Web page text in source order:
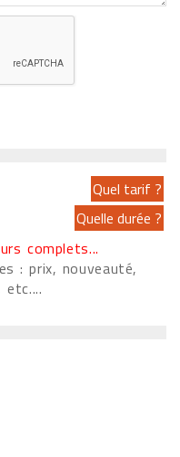
complets...
: prix, nouveauté,